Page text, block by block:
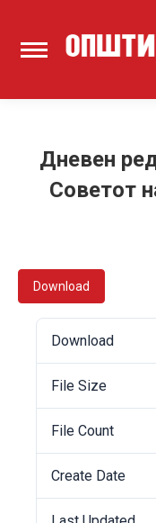
Дневен
Советот
Download
Download
File Size
File Count
Create Date